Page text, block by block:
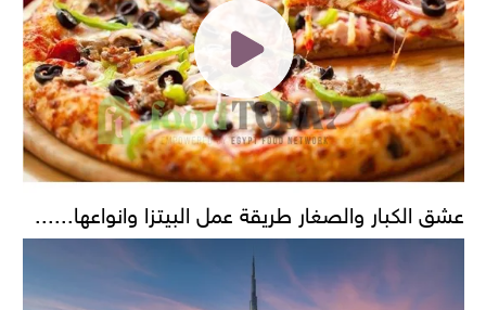
عشق الكبار والصغار طريقة عمل البيتزا وانواعها......